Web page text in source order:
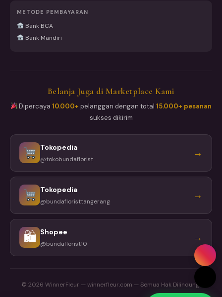
METODE PEMBAYARAN
Bank BCA
Bank Mandiri
Belanja Juga di Marketplace Kami
Dipercaya10.000+ pelanggan dengan total15.000+ pesanan
sukses dikirim
Tokopedia
@tokobundaflorist →
Tokopedia
@bundafloristtangerang →
🛍 Shopee
@bundaflorist10 →
© 2026 WinnerFleur — winnerfleur.com — Semua Hak Dilindungi